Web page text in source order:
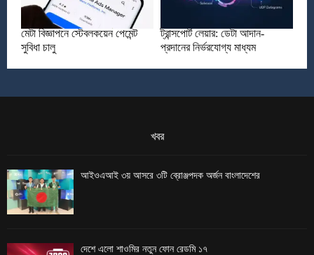
মেটা বিজ্ঞাপনে স্টেবলকয়েন পেমেন্ট
সুবিধা চালু
ট্রান্সপোর্ট লেয়ার: ডেটা আদান-
প্রদানের নির্ভরযোগ্য মাধ্যম
খবর
আইওএআই ৩য় আসরে ৩টি ব্রোঞ্জপদক অর্জন বাংলাদেশের
দেশে এলো শাওমির নতুন ফোন রেডমি ১৭